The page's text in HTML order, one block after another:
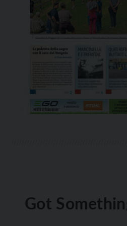
Got